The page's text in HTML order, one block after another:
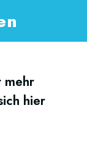
mehr
hier